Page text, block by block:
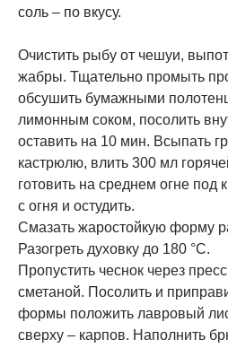
соль – по вкусу.
Очистить рыбу от чешуи,
жабры. Тщательно промыть
обсушить бумажными
лимонным соком, посолить
оставить на 10 мин. Всыпать
кастрюлю, влить 300 мл
готовить на среднем огне
с огня и остудить.
Смазать жаростойкую форму
Разогреть духовку до 180 °С.
Пропустить чеснок через
сметаной. Посолить и
формы положить лавровый
сверху – карпов. Наполнить